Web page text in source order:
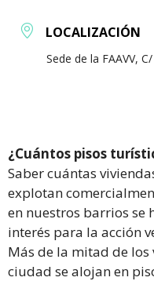
LOCALIZACIÓN
Sede de la FAAVV,
¿Cuántos pisos
Saber cuántas
explotan
en nuestros barrios se
interés para la acción
Más de la mitad de
ciudad se alojan en